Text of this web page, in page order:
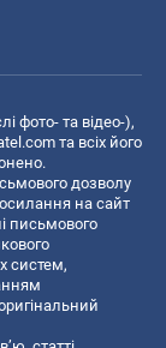
фото- та відео-),
та всіх його
дозволу
на сайт
письмового
систем,